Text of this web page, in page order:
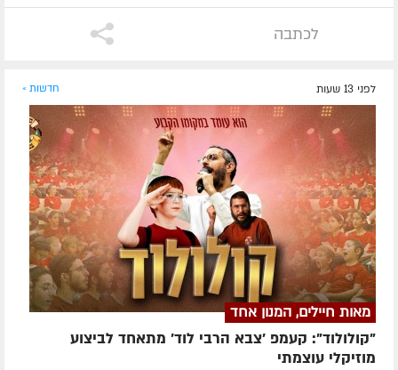
לכתבה
לפני 13 שעות חדשות »
מאות חיילים, המנון אחד
"קולולוד": קעמפ 'צבא הרבי לוד' מתאחד לביצוע
מוזיקלי עוצמתי